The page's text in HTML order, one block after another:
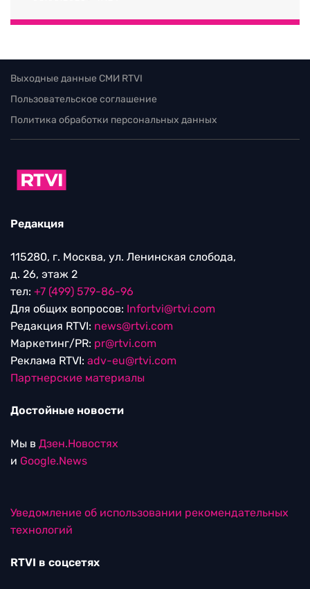
Выходные данные СМИ RTVI
Пользовательское соглашение
Политика обработки персональных данных
Редакция
115280, г. Москва, ул. Ленинская слобода,
д. 26, этаж 2
тел: +7 (499) 579-86-96
Для общих вопросов: Infortvi@rtvi.com
Редакция RTVI: news@rtvi.com
Маркетинг/PR: pr@rtvi.com
Реклама RTVI: adv-eu@rtvi.com
Партнерские материалы
Достойные новости
Мы в Дзен.Новостях
и Google.News
Уведомление об использовании рекомендательных
технологий
RTVI в соцсетях